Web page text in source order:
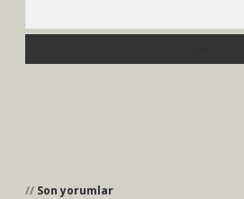
Son yorumlar